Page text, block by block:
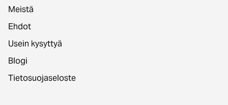
Meistä
Ehdot
Usein kysyttyä
Blogi
Tietosuojaseloste